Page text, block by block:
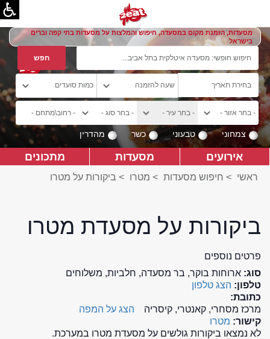
מסעדות, הזמנת מקום במסעדה, חיפוש והמלצות על מסעדות בתי קפה וברים
בישראל
צמחוני טבעוני כשר מהדרין
אירועים מסעדות מתכונים
ראשי > חיפוש מסעדות > מטרו > ביקורות על מטרו
ביקורות על מסעדת מטרו
פרטים נוספים
סוג: ארוחות בוקר, בר מסעדה, חלביות, משלוחים
טלפון: הצג טלפון
כתובת:
מרכז מסחרי, קאנטרי, קיסריה
הצג על המפה
קישור: מטרו
לא נמצאו ביקורות גולשים על מסעדת מטרו במערכת.